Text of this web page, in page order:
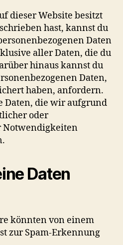
dieser Website besitzt
hast, kannst du
Daten
aller Daten, die du
hinaus kannst du
Daten,
haben, anfordern.
Daten, die wir aufgrund
oder
Notwendigkeiten
Daten
könnten von einem
zur Spam-Erkennung